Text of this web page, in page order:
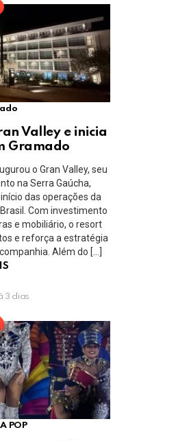
Valley e inicia
Gramado
o Gran Valley, seu
na Serra Gaúcha,
das operações da
Com investimento
e mobiliário, o resort
e reforça a estratégia
Além do […]
3 dias
POP